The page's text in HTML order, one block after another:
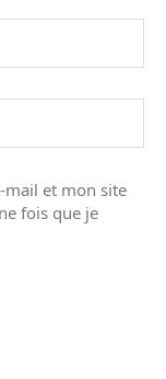
mail et mon site
fois que je